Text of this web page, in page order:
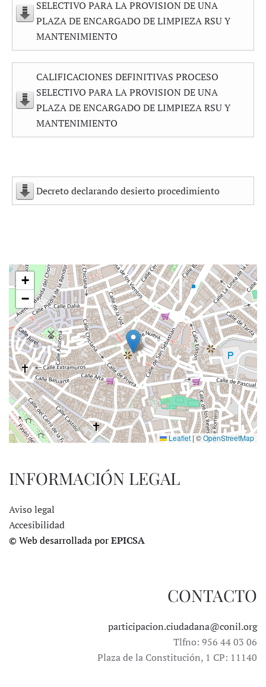
SELECTIVO PARA LA PROVISION DE UNA
PLAZA DE ENCARGADO DE LIMPIEZA RSU Y
MANTENIMIENTO
CALIFICACIONES DEFINITIVAS PROCESO
SELECTIVO PARA LA PROVISION DE UNA
PLAZA DE ENCARGADO DE LIMPIEZA RSU Y
MANTENIMIENTO
Decreto declarando desierto procedimiento
+
−
Leaflet | ©OpenStreetMap
INFORMACIÓN LEGAL
Aviso legal
Accesibilidad
© Web desarrollada porEPICSA
CONTACTO
participacion.ciudadana@conil.org
Tlfno: 956 44 03 06
Plaza de la Constitución, 1 CP: 11140